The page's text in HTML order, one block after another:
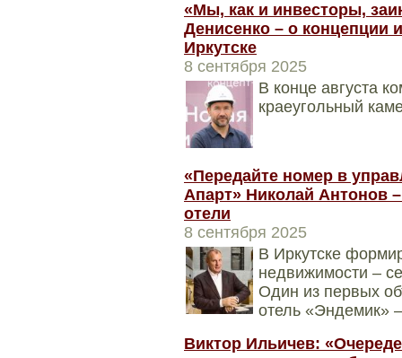
«Мы, как и инвесторы,
Денисенко – о концепции
Иркутске
8 сентября 2025
В конце августа
краеугольный
«Передайте номер в
Апарт» Николай Антонов
отели
8 сентября 2025
В Иркутске
недвижимости –
Один из первых
отель «Эндемик»
Виктор Ильичев: